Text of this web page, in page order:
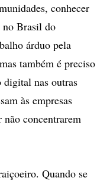
conhecer
no Brasil do
árduo pela
também é preciso
digital nas outras
às empresas
concentrarem
Quando se